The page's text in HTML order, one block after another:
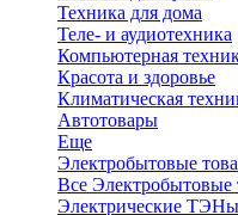
Техника для дома
Теле- и аудиотехника
Компьютерная
Красота и здоровье
Климатическая
Автотовары
Еще
Электробытовые
Все Электробытовые
Электрические ТЭНы